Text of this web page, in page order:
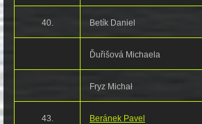
40. Betík Daniel
Ďuřišová Michaela
Fryz Michał
43. Beránek Pavel